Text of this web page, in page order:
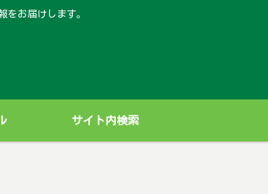
をお届けします。
サイト内検索